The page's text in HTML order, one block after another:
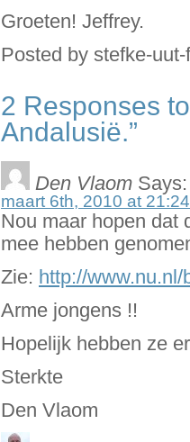
Groeten! Jeffrey.
Posted by stefke-
2 Responses
Andalusië.”
Den Vlaom Says:
maart 6th, 2010 at 21:24
Nou maar hopen dat
mee hebben
Zie: http://
Arme jongens !!
Hopelijk hebben ze
Sterkte
Den Vlaom